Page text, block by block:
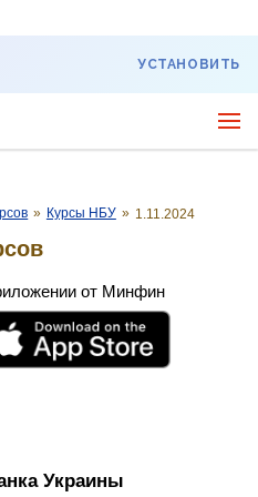
УСТАНОВИТЬ
» Курсы НБУ » 1.11.2024
от Минфин
Украины